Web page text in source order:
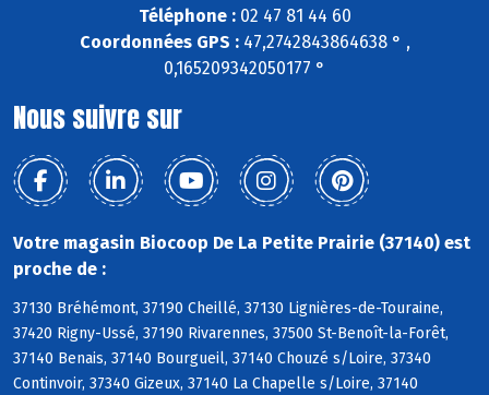
Téléphone :02 47 81 44 60
Coordonnées GPS :47,2742843864638 ° ,
0,165209342050177 °
Nous suivre sur
Votre magasin Biocoop De La Petite Prairie (37140) est
proche de :
37130 Bréhémont, 37190 Cheillé, 37130 Lignières-de-Touraine,
37420 Rigny-Ussé, 37190 Rivarennes, 37500 St-Benoît-la-Forêt,
37140 Benais, 37140 Bourgueil, 37140 Chouzé s/Loire, 37340
Continvoir, 37340 Gizeux, 37140 La Chapelle s/Loire, 37140